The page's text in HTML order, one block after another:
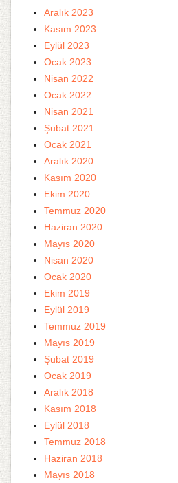
Aralık 2023
Kasım 2023
Eylül 2023
Ocak 2023
Nisan 2022
Ocak 2022
Nisan 2021
Şubat 2021
Ocak 2021
Aralık 2020
Kasım 2020
Ekim 2020
Temmuz 2020
Haziran 2020
Mayıs 2020
Nisan 2020
Ocak 2020
Ekim 2019
Eylül 2019
Temmuz 2019
Mayıs 2019
Şubat 2019
Ocak 2019
Aralık 2018
Kasım 2018
Eylül 2018
Temmuz 2018
Haziran 2018
Mayıs 2018